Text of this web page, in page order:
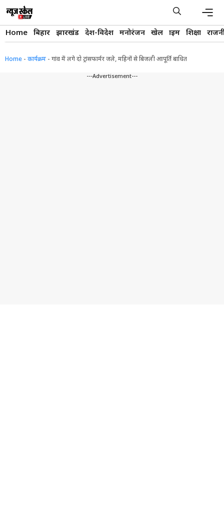
content
Home बिहार झारखंड देश-विदेश मनोरंजन खेल क्राइम शिक्षा
Home - कार्यक्रम - गांव में लगे दो ट्रांसफार्मर जले, महिनों से बिजली आपूर्ति बाधित
---Advertisement---